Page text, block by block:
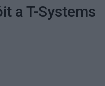
a T-Systems